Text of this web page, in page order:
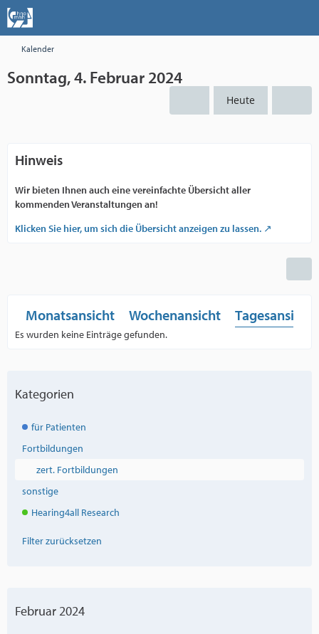
Kalender
Sonntag, 4. Februar 2024
Heute
Hinweis
Wir bieten Ihnen auch eine vereinfachte Übersicht aller
kommenden Veranstaltungen an!
Klicken Sie hier, um sich die Übersicht anzeigen zu lassen.
Monatsansicht Wochenansicht Tagesansicht
Es wurden keine Einträge gefunden.
Kategorien
für Patienten
Fortbildungen
zert. Fortbildungen
sonstige
Hearing4all Research
Filter zurücksetzen
Februar 2024